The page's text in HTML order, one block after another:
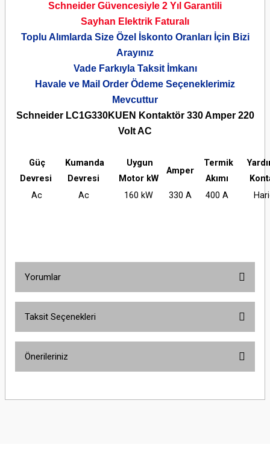
Schneider Güvencesiyle 2 Yıl Garantili
Sayhan Elektrik Faturalı
Toplu Alımlarda Size Özel İskonto Oranları İçin Bizi
Arayınız
Vade Farkıyla Taksit İmkanı
Havale ve Mail Order Ödeme Seçeneklerimiz
Mevcuttur
Schneider LC1G330KUEN Kontaktör 330 Amper 220
Volt AC
Güç
Devresi
Kumanda
Devresi
Uygun
Motor kW
Amper
Termik
Akımı
Ac
Ac 160 kW 330 A 400 A
Yorumlar
Taksit Seçenekleri
Önerileriniz
yetersiz gördüğünüz noktaları öneri formunu kullanarak tarafımıza